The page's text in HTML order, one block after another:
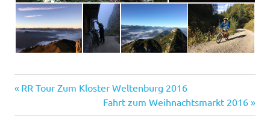
Beitragsnavigation
Vorheriger
RR Tour Zum Kloster Weltenburg 2016
Nächster
Fahrt zum Weihnachtsmarkt 2016